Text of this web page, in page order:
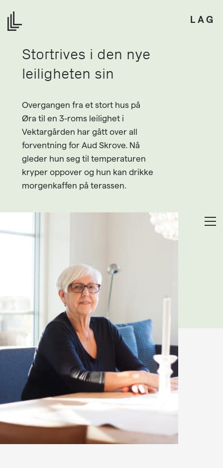
LAG
Stortrives i den nye
leiligheten sin
Overgangen fra et stort hus på
Øra til en 3-roms leilighet i
Vektargården har gått over all
forventning for Aud Skrove. Nå
gleder hun seg til temperaturen
kryper oppover og hun kan drikke
morgenkaffen på terassen.